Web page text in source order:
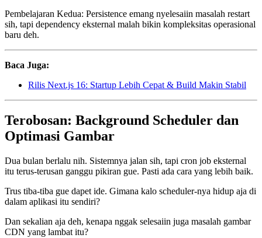
Pembelajaran Kedua: Persistence emang nyelesaiin masalah restart
sih, tapi dependency eksternal malah bikin kompleksitas operasional
baru deh.
Baca Juga:
Rilis Next.js 16: Startup Lebih Cepat & Build Makin Stabil
Terobosan: Background Scheduler dan
Optimasi Gambar
Dua bulan berlalu nih. Sistemnya jalan sih, tapi cron job eksternal
itu terus-terusan ganggu pikiran gue. Pasti ada cara yang lebih baik.
Trus tiba-tiba gue dapet ide. Gimana kalo scheduler-nya hidup aja di
dalam aplikasi itu sendiri?
Dan sekalian aja deh, kenapa nggak selesaiin juga masalah gambar
CDN yang lambat itu?